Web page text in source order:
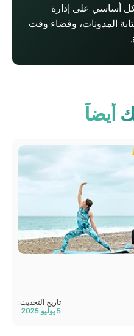
أساسي على إدارة
المدونات، وقضاء وقت
أيضاً
تاريخ التحديث: